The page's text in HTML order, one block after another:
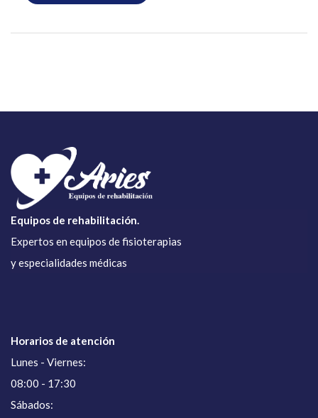
Equipos de rehabilitación.
Expertos en equipos de fisioterapias
y especialidades médicas
Horarios de atención
Lunes - Viernes:
08:00 - 17:30
Sábados: